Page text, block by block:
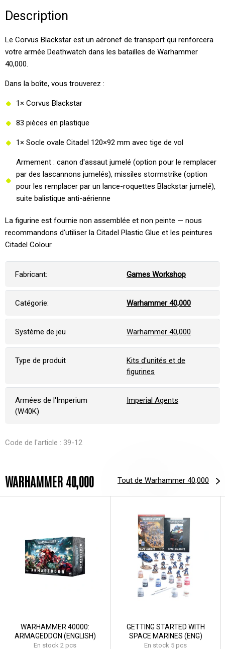
Description
Le Corvus Blackstar est un aéronef de transport qui renforcera
votre armée Deathwatch dans les batailles de Warhammer
40,000.
Dans la boîte, vous trouverez :
1× Corvus Blackstar
83 pièces en plastique
1× Socle ovale Citadel 120×92 mm avec tige de vol
Armement : canon d'assaut jumelé (option pour le remplacer
par des lascannons jumelés), missiles stormstrike (option
pour les remplacer par un lance-roquettes Blackstar jumelé),
suite balistique anti-aérienne
La figurine est fournie non assemblée et non peinte — nous
recommandons d'utiliser la Citadel Plastic Glue et les peintures
Citadel Colour.
Fabricant: Games Workshop
Catégorie: Warhammer 40,000
Système de jeu Warhammer 40,000
Type de produit
Kits d'unités et de
figurines
Armées de l'Imperium
(W40K)
Imperial Agents
Code de l'article : 39-12
WARHAMMER 40,000 Tout de Warhammer 40,000
WARHAMMER 40000:
ARMAGEDDON (ENGLISH)
En stock 2 pcs
GETTING STARTED WITH
SPACE MARINES (ENG)
En stock 5 pcs